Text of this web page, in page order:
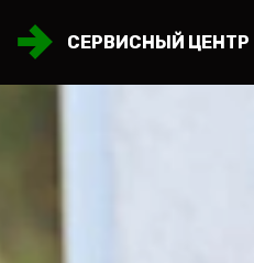
СЕРВИСНЫЙ ЦЕНТР